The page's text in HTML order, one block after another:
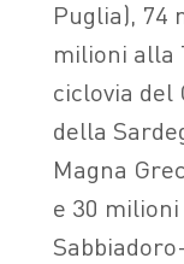
Puglia), 74
milioni alla
ciclovia del
della
Magna
e 30